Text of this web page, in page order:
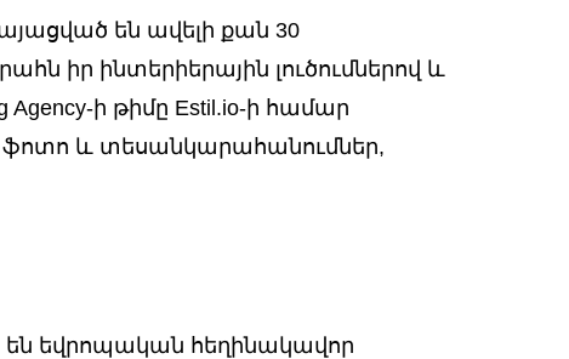
են ավելի քան 30
իր ինտերիերային լուծումներով և
ի թիմը Estil.io-ի համար
ֆոտո և տեսանկարահանումներ,
են եվրոպական հեղինակավոր